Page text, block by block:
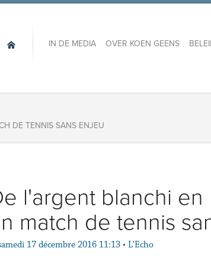
IN DE MEDIA OVER KOEN GEENS
DE TENNIS SANS ENJEU
l'argent blanchi
match de tennis
17 décembre 2016 11:13 • L'Echo